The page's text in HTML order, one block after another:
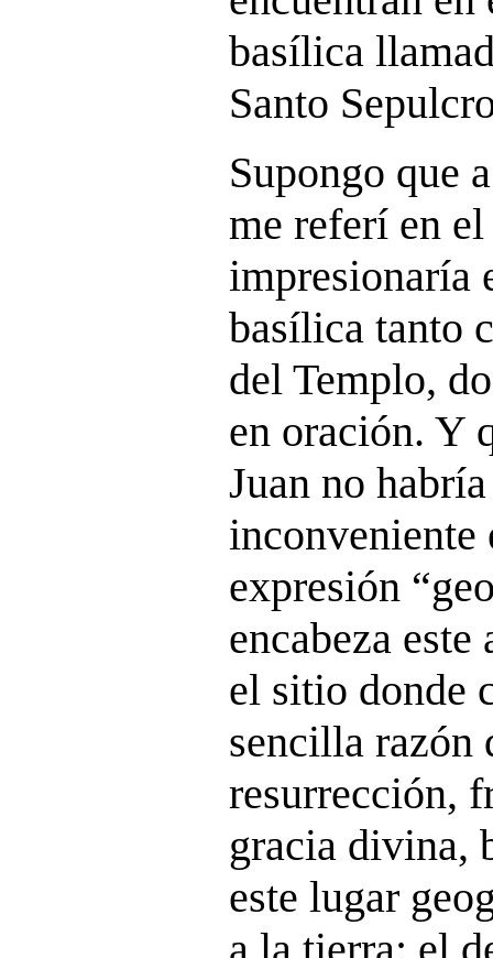
basílica
Santo
Supongo que
me referí en
impresionaría
basílica tanto
del Templo,
en oración. Y
Juan no
inconveniente
expresión
encabeza
el sitio donde
sencilla razón
resurrección,
gracia divina,
este lugar